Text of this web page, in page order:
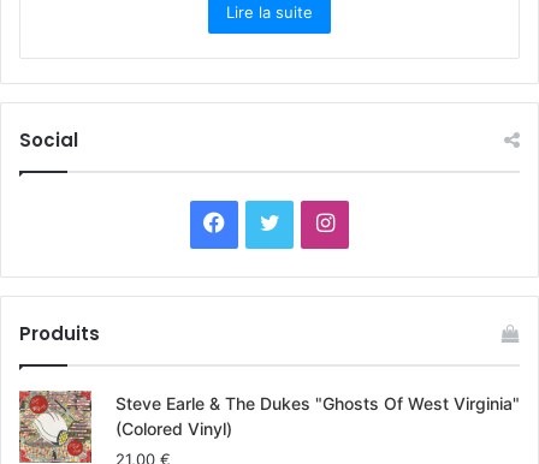
Lire la suite
Social
a
e
b
w
t
t
I
n
t
a
Produits
Steve Earle & The Dukes "Ghosts Of West Virginia"
(Colored Vinyl)
21,00 €